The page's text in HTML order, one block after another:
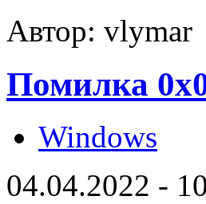
Автор: vlymar
Помилка
Windows
04.04.2022 -